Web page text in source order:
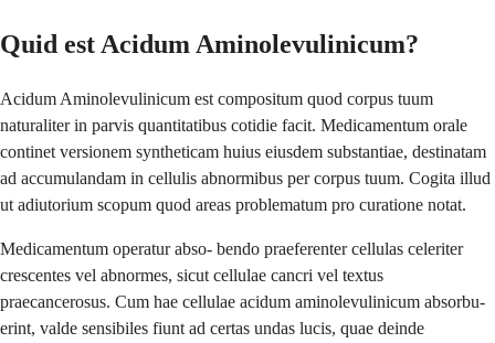
Quid est Acidum Aminolevulinicum?
Acidum Aminolevulinicum est compositum quod corpus tuum
naturaliter in parvis quantitatibus cotidie facit. Medicamentum orale
continet versionem syntheticam huius eiusdem substantiae, destinatam
ad accumulandam in cellulis abnormibus per corpus tuum. Cogita illud
ut adiutorium scopum quod areas problematum pro curatione notat.
Medicamentum operatur abso- bendo praeferenter cellulas celeriter
crescentes vel abnormes, sicut cellulae cancri vel textus
praecancerosus. Cum hae cellulae acidum aminolevulinicum absorbu-
erint, valde sensibiles fiunt ad certas undas lucis, quae deinde